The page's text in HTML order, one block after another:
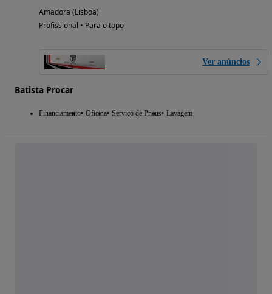
Amadora (Lisboa)
Profissional • Para o topo
Ver anúncios
Batista Procar
Financiamento Oficina Serviço de Pneus Lavagem